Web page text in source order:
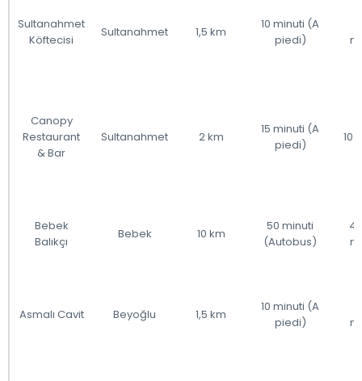
Sultanahmet
Köftecisi
Sultanahmet 1,5 km
10 minuti (A
piedi)
Canopy
Restaurant
& Bar
Sultanahmet 2 km
15 minuti (A
piedi)
10
Bebek
Balıkçı
Bebek 10 km
50 minuti
(Autobus)
Asmalı Cavit Beyoğlu 1,5 km
10 minuti (A
piedi)